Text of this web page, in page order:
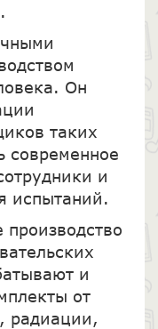
Он
таких
современное
и
испытаний.
производство
и
от
радиации,